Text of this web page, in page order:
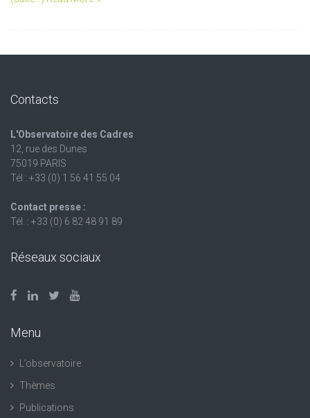
Contacts
L'Observatoire des Cadres
12, rue des Dunes
75019 PARIS
Tél : +33 (0) 1 56 41 55 04
Contact presse :
Tél. : +33 (0) 6 82 48 91 89
Réseaux sociaux
Menu
L’observatoire
Thèmes
Publications